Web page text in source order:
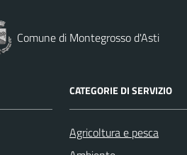
Comune di Montegrosso d'Asti
CATEGORIE DI SERVIZIO
Agricoltura e pesca